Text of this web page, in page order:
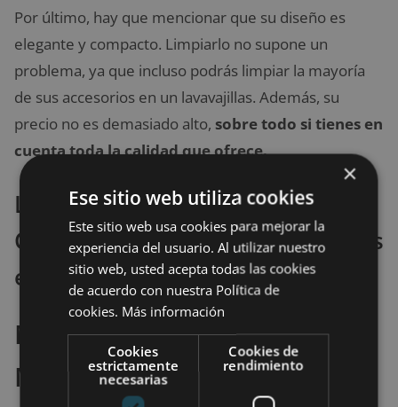
Por último, hay que mencionar que su diseño es
elegante y compacto. Limpiarlo no supone un
problema, ya que incluso podrás limpiar la mayoría
de sus accesorios en un lavavajillas. Además, su
precio no es demasiado alto, sobre todo si tienes en
cuenta toda la calidad que ofrece.
La mejor oferta para comprar
Cecotec Mambo 8090 que hemos
encontrado
Moulinex Maxichef Advance
MK8121
×
Ese sitio web utiliza cookies
Este sitio web usa cookies para mejorar la
experiencia del usuario. Al utilizar nuestro
sitio web, usted acepta todas las cookies
de acuerdo con nuestra Política de
cookies. Más información
Cookies
estrictamente
necesarias
Cookies de
rendimiento